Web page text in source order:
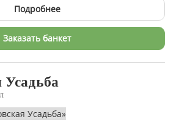
Подробнее
Заказать банкет
Усадьба